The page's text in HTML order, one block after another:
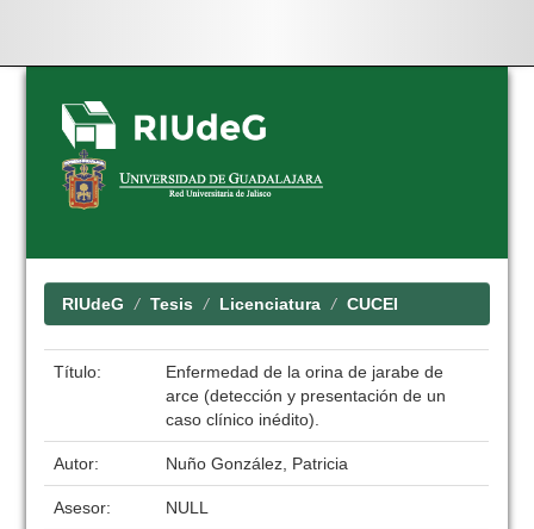
Skip
navigation
RIUdeG Tesis Licenciatura CUCEI
Título:
Enfermedad de la orina de jarabe de
arce (detección y presentación de un
caso clínico inédito).
Autor: Nuño González, Patricia
Asesor: NULL